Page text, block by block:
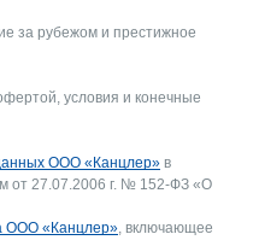
за рубежом и престижное
условия и конечные
ООО «Канцлер» в
от 27.07.2006 г. № 152-ФЗ «О
ООО «Канцлер», включающее